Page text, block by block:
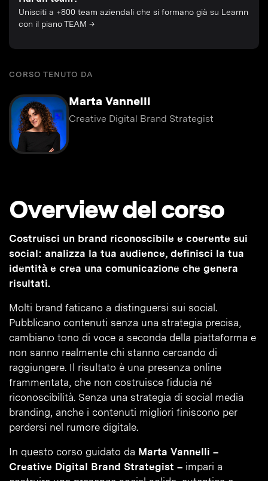
Unisciti a +800 team aziendali che si formano già su Learnn
con il piano TEAM →
CORSO TENUTO DA
Marta Vannelli
Creative Digital Brand Strategist
Overview del corso
Costruisci un brand riconoscibile e coerente sui
social: analizza la tua audience, definisci la tua
identità e crea una comunicazione che genera
risultati.
Molti brand faticano a distinguersi sui social.
Pubblicano contenuti senza una strategia precisa,
cambiano tono di voce a seconda della piattaforma e
non sanno realmente chi stanno cercando di
raggiungere. Il risultato è una presenza online
frammentata, che non costruisce fiducia né
riconoscibilità. Senza una strategia di social media
branding, anche i contenuti migliori finiscono per
perdersi nel rumore digitale.
In questo corso guidato da Marta Vannelli –
Creative Digital Brand Strategist – impari a